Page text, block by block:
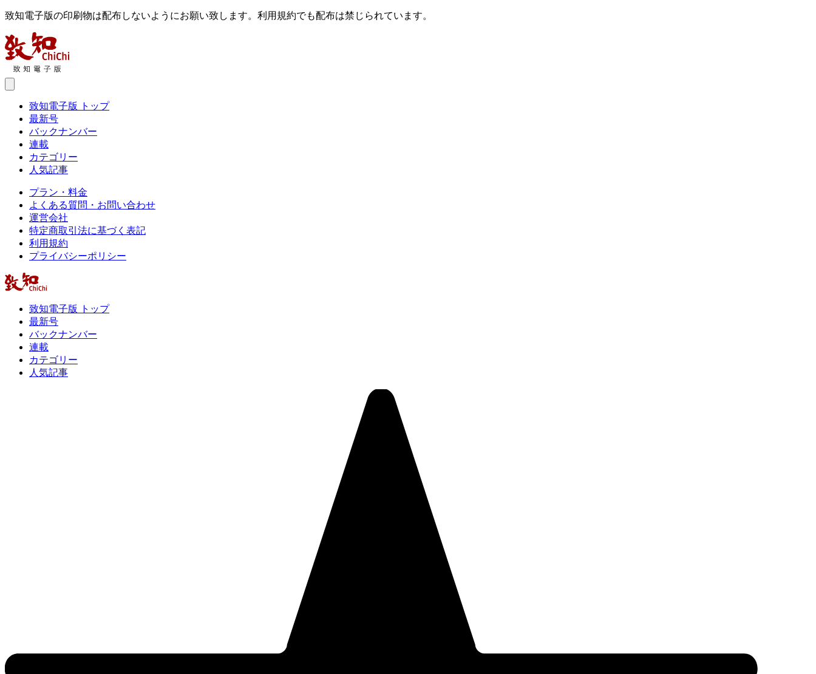
致知電子版の印刷物は配布しないようにお願い致します。利用規約でも配布は禁じられています。
致知電子版 トップ
最新号
バックナンバー
連載
カテゴリー
人気記事
プラン・料金
よくある質問・お問い合わせ
運営会社
特定商取引法に基づく表記
利用規約
プライバシーポリシー
致知電子版 トップ
最新号
バックナンバー
連載
カテゴリー
人気記事